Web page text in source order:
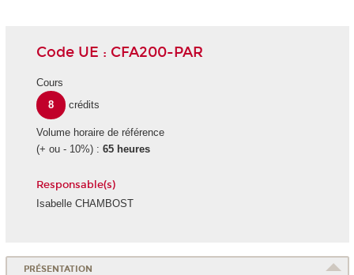
Code UE : CFA200-PAR
Cours
8
crédits
Volume horaire de référence
(+ ou - 10%) : 65 heures
Responsable(s)
Isabelle CHAMBOST
PRÉSENTATION